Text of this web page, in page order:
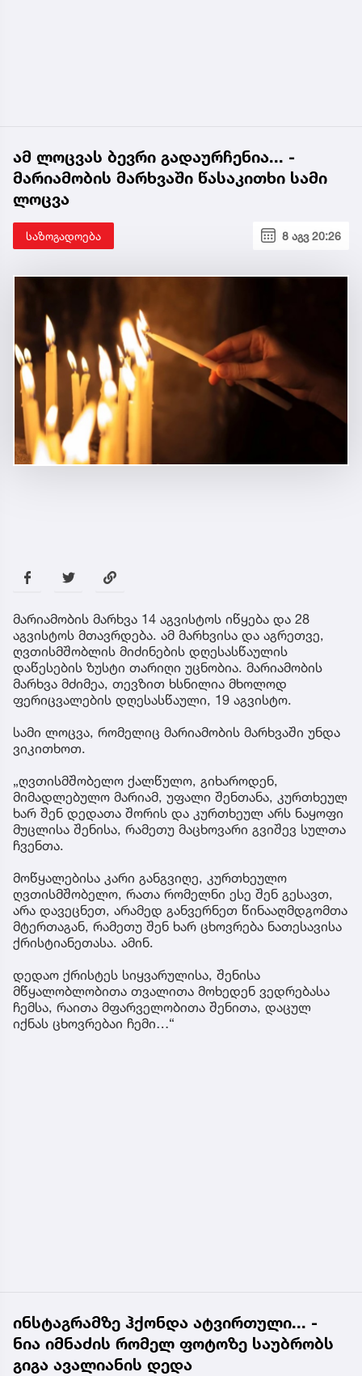
ამ ლოცვას ბევრი გადაურჩენია... -
მარიამობის მარხვაში წასაკითხი სამი
ლოცვა
საზოგადოება 8 აგვ 20:26
მარიამობის მარხვა 14 აგვისტოს იწყება და 28
აგვისტოს მთავრდება. ამ მარხვისა და აგრეთვე,
ღვთისმშობლის მიძინების დღესასწაულის
დაწესების ზუსტი თარიღი უცნობია. მარიამობის
მარხვა მძიმეა, თევზით ხსნილია მხოლოდ
ფერიცვალების დღესასწაული, 19 აგვისტო.
სამი ლოცვა, რომელიც მარიამობის მარხვაში უნდა
ვიკითხოთ.
„ღვთისმშობელო ქალწულო, გიხაროდენ,
მიმადლებულო მარიამ, უფალი შენთანა, კურთხეულ
ხარ შენ დედათა შორის და კურთხეულ არს ნაყოფი
მუცლისა შენისა, რამეთუ მაცხოვარი გვიშევ სულთა
ჩვენთა.
მოწყალებისა კარი განგვიღე, კურთხეულო
ღვთისმშობელო, რათა რომელნი ესე შენ გესავთ,
არა დავეცნეთ, არამედ განვერნეთ წინააღმდგომთა
მტერთაგან, რამეთუ შენ ხარ ცხოვრება ნათესავისა
ქრისტიანეთასა. ამინ.
დედაო ქრისტეს სიყვარულისა, შენისა
მწყალობლობითა თვალითა მოხედენ ვედრებასა
ჩემსა, რაითა მფარველობითა შენითა, დაცულ
იქნას ცხოვრებაი ჩემი…“
ინსტაგრამზე ჰქონდა ატვირთული... -
ნია იმნაძის რომელ ფოტოზე საუბრობს
გიგა ავალიანის დედა